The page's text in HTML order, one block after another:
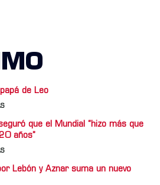
de Leo
que el Mundial “hizo más que
años”
Lebón y Aznar suma un nuevo